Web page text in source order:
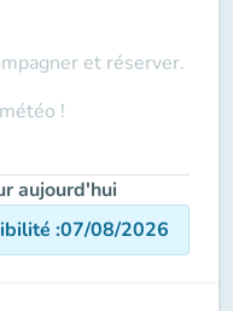
et réserver.
!
aujourd'hui
:07/08/2026